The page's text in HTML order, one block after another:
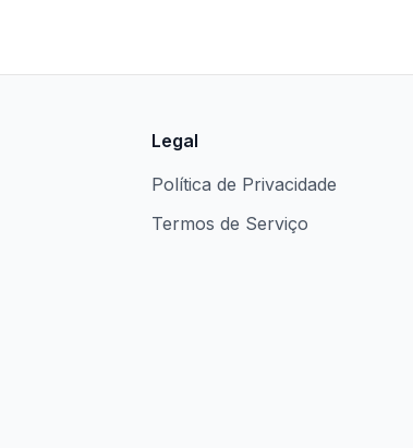
Legal
Política de Privacidade
Termos de Serviço